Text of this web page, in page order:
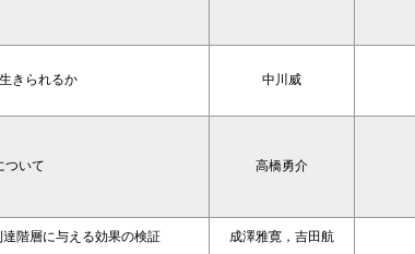
きられるか 中川威
ついて 高橋勇介
階層に与える効果の検証 成澤雅寛，吉田航